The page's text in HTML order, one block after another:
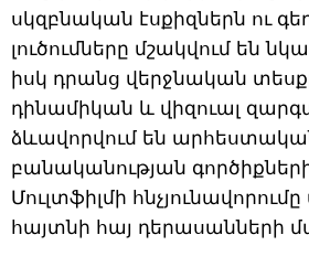
սկզբնական էսքիզներն ու
լուծումները մշակվում են
իսկ դրանց վերջնական
դինամիկան և վիզուալ
ձևավորվում են
բանականության
Մուլտֆիլմի
հայտնի հայ դերասանների